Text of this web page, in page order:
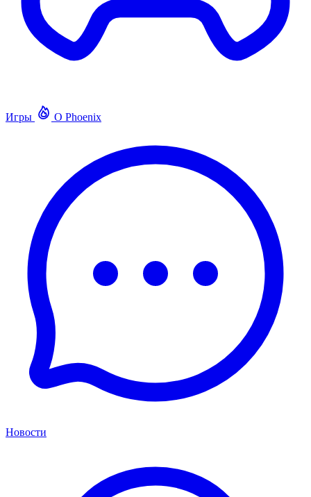
Игры О Phoenix
Новости